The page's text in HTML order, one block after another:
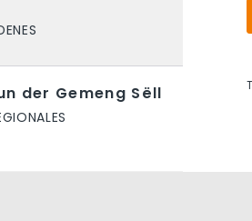
der Gemeng Sëll